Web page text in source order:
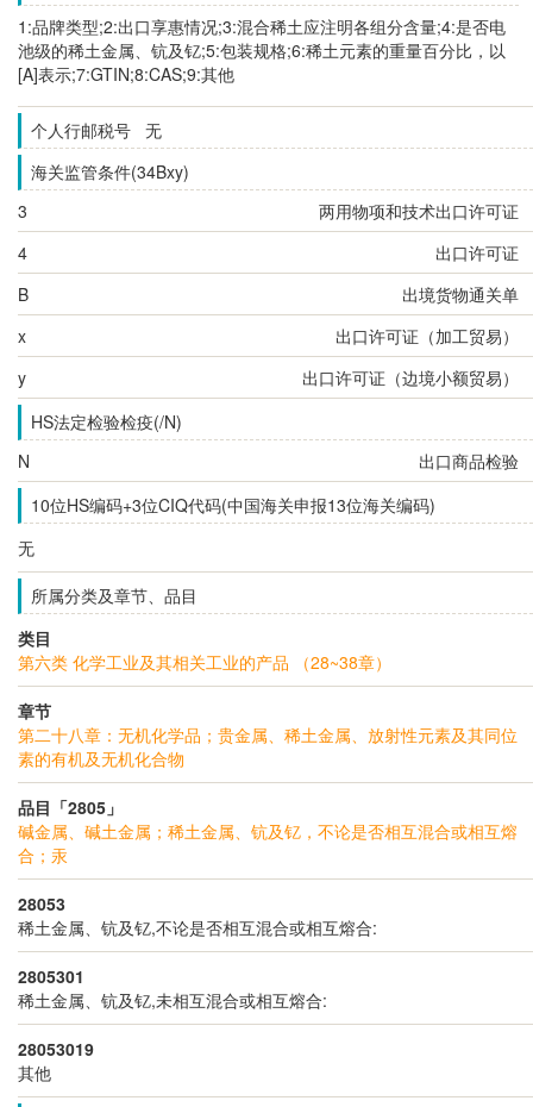
1:品牌类型;2:出口享惠情况;3:混合稀土应注明各组分含量;4:是否电
池级的稀土金属、钪及钇;5:包装规格;6:稀土元素的重量百分比，以
[A]表示;7:GTIN;8:CAS;9:其他
个人行邮税号 无
海关监管条件(34Bxy)
3
两用物项和技术出口许可证
4
出口许可证
B
出境货物通关单
x
出口许可证（加工贸易）
y
出口许可证（边境小额贸易）
HS法定检验检疫(/N)
N
出口商品检验
10位HS编码+3位CIQ代码(中国海关申报13位海关编码)
无
所属分类及章节、品目
类目
第六类 化学工业及其相关工业的产品 （28~38章）
章节
第二十八章：无机化学品；贵金属、稀土金属、放射性元素及其同位
素的有机及无机化合物
品目「2805」
碱金属、碱土金属；稀土金属、钪及钇，不论是否相互混合或相互熔
合；汞
28053
稀土金属、钪及钇,不论是否相互混合或相互熔合:
2805301
稀土金属、钪及钇,未相互混合或相互熔合:
28053019
其他